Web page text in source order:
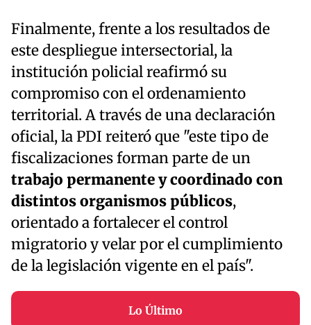
Finalmente, frente a los resultados de
este despliegue intersectorial, la
institución policial reafirmó su
compromiso con el ordenamiento
territorial. A través de una declaración
oficial, la PDI reiteró que "este tipo de
fiscalizaciones forman parte de un
trabajo permanente y coordinado con
distintos organismos públicos,
orientado a fortalecer el control
migratorio y velar por el cumplimiento
de la legislación vigente en el país".
Lo Último